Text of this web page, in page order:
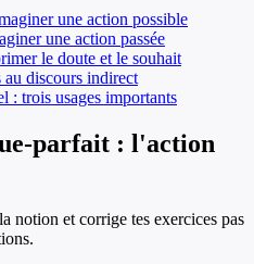
une action possible
une action passée
le doute et le souhait
au discours indirect
: trois usages importants
parfait : l'action
notion et corrige tes exercices pas